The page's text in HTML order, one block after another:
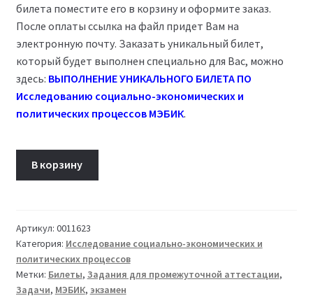
билета поместите его в корзину и оформите заказ.
После оплаты ссылка на файл придет Вам на
электронную почту. Заказать уникальный билет,
который будет выполнен специально для Вас, можно
здесь: ВЫПОЛНЕНИЕ УНИКАЛЬНОГО БИЛЕТА ПО
Исследованию социально-экономических и
политических процессовМЭБИК.
Исследование
социально-
экономических
и
политических
В корзину
Артикул: 0011623
Категория: Исследование социально-экономических и
политических процессов
Метки: Билеты, Задания для промежуточной аттестации,
Задачи, МЭБИК, экзамен